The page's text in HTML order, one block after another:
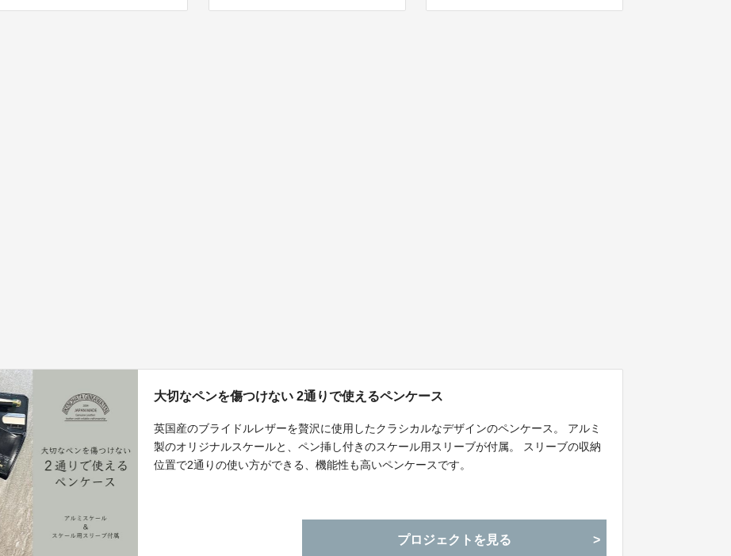
大切なペンを傷つけない 2通りで使えるペンケース
英国産のブライドルレザーを贅沢に使用したクラシカルなデザインのペンケース。 アルミ
製のオリジナルスケールと、ペン挿し付きのスケール用スリーブが付属。 スリーブの収納
位置で2通りの使い方ができる、機能性も高いペンケースです。
プロジェクトを見る